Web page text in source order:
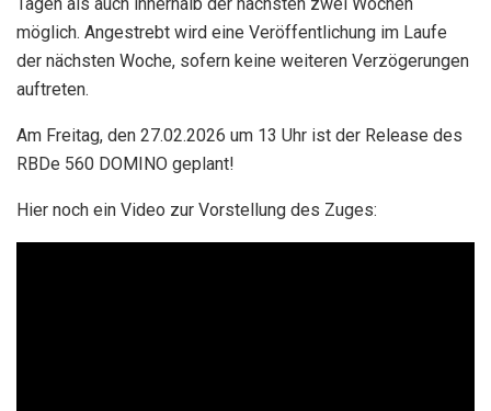
möglich. Angestrebt wird eine Veröffentlichung im Laufe
der nächsten Woche, sofern keine weiteren Verzögerungen
auftreten.
Am Freitag, den 27.02.2026 um 13 Uhr ist der Release des
RBDe 560 DOMINO geplant!
Hier noch ein Video zur Vorstellung des Zuges: